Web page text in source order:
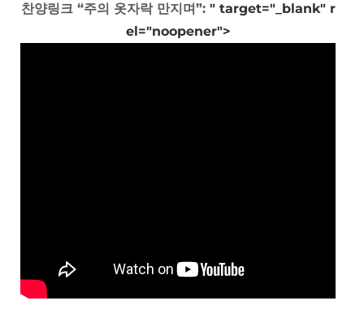
찬양링크 “주의 옷자락 만지며”: " target="_blank" r
el="noopener">